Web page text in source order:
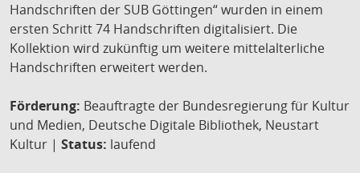
Handschriften der SUB Göttingen“ wurden in einem
ersten Schritt 74 Handschriften digitalisiert. Die
Kollektion wird zukünftig um weitere mittelalterliche
Handschriften erweitert werden.
Förderung: Beauftragte der Bundesregierung für Kultur
und Medien, Deutsche Digitale Bibliothek, Neustart
Kultur | Status: laufend